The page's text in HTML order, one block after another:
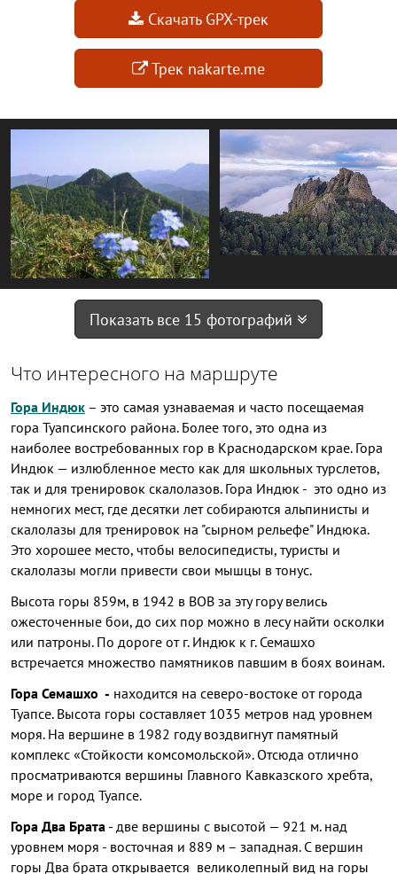
Скачать GPX-трек
Трек nakarte.me
Показать все 15 фотографий
Что интересного на маршруте
Гора Индюк – это самая узнаваемая и часто посещаемая
гора Туапсинского района. Более того, это одна из
наиболее востребованных гор в Краснодарском крае. Гора
Индюк — излюбленное место как для школьных турслетов,
так и для тренировок скалолазов. Гора Индюк - это одно из
немногих мест, где десятки лет собираются альпинисты и
скалолазы для тренировок на "сырном рельефе" Индюка.
Это хорошее место, чтобы велосипедисты, туристы и
скалолазы могли привести свои мышцы в тонус.
Высота горы 859м, в 1942 в ВОВ за эту гору велись
ожесточенные бои, до сих пор можно в лесу найти осколки
или патроны. По дороге от г. Индюк к г. Семашхо
встречается множество памятников павшим в боях воинам.
Гора Семашхо - находится на северо-востоке от города
Туапсе. Высота горы составляет 1035 метров над уровнем
моря. На вершине в 1982 году воздвигнут памятный
комплекс «Стойкости комсомольской». Отсюда отлично
просматриваются вершины Главного Кавказского хребта,
море и город Туапсе.
Гора Два Брата - две вершины с высотой — 921 м. над
уровнем моря - восточная и 889 м – западная. С вершин
горы Два брата открывается великолепный вид на горы